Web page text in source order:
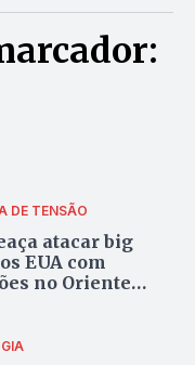
DE TENSÃO
atacar big
EUA com
no Oriente